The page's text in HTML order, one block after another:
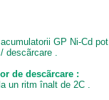
GP Ni-Cd
descãrcare .
de descãrcare :
un ritm înalt de 2C .